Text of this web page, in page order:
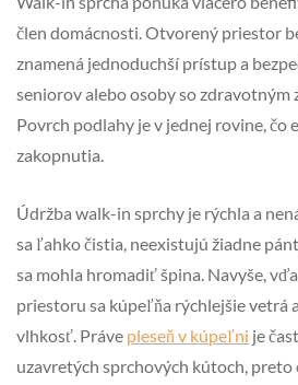
člen domácnosti. Otvorený priestor
znamená jednoduchší prístup a
seniorov alebo osoby so zdravotným
Povrch podlahy je v jednej rovine, čo
zakopnutia.
Údržba walk-in sprchy je rýchla a
sa ľahko čistia, neexistujú žiadne
sa mohla hromadiť špina. Navyše,
priestoru sa kúpeľňa rýchlejšie vetrá
vlhkosť. Práve pleseň v kúpeľni je
uzavretých sprchových kútoch,